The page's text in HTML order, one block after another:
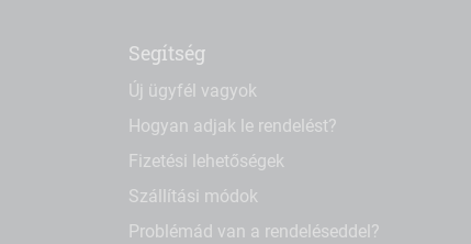
Segítség
Új ügyfél vagyok
Hogyan adjak le rendelést?
Fizetési lehetőségek
Szállítási módok
Problémád van a rendeléseddel?